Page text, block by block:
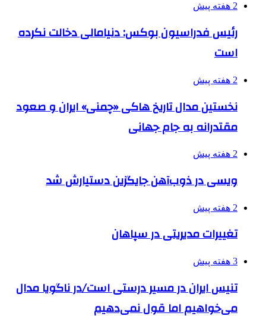
2 هفته پیش
رئیس فدراسیون بوکس: دنیامالی دخالت نکرده
است
2 هفته پیش
نخستین مدال تاریخ هاکی «چمنی» ایران و صعود
مقتدرانه به جام جهانی
2 هفته پیش
ویسی در ذوب‌آهن جایگزین دستیارش شد
2 هفته پیش
تغییرات مدیریتی در سپاهان
3 هفته پیش
تنیس ایران در مسیر درستی است/در ناگویا مدال
می‌خواهیم اما قول نمی‌دهیم